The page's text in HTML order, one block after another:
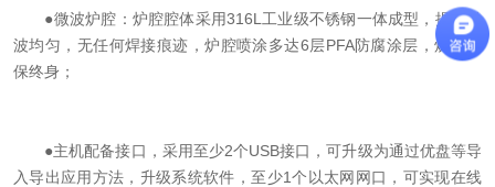
●微波炉腔：炉腔腔体采用316L工业级不锈钢一体成型，提高微
波均匀，无任何焊接痕迹，炉腔喷涂多达6层PFA防腐涂层，炉腔质
保终身；
●主机配备接口，采用至少2个USB接口，可升级为通过优盘等导
入导出应用方法，升级系统软件，至少1个以太网网口，可实现在线